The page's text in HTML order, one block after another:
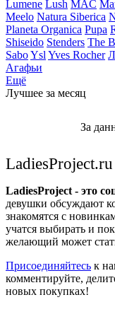
Lumene Lush MAC
Meelo Natura Siberica
Planeta Organica Pupa
Shiseido Stenders The
SaboYsl Yves Rocher
Агафьи
Ещё
Лучшее за месяц
За
LadiesProject.ru
LadiesProject - это
девушки обсуждают
знакомятся с
учатся выбирать и
желающий может
Присоединяйтесь к
комментируйте,
новых покупках!